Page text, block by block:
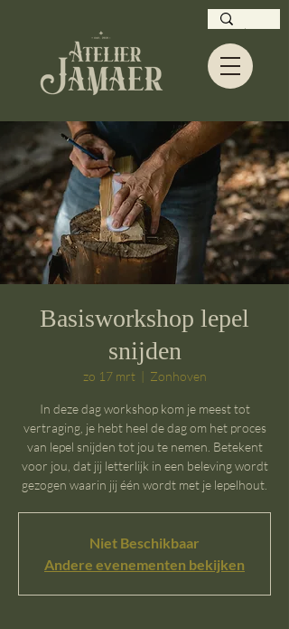
Basisworkshop lepel
snijden
zo 17 mrt
  |
Zonhoven
In deze dag workshop kom je meest tot
vertraging, je hebt heel de dag om het proces
van lepel snijden tot jou te nemen. Betekent
voor jou, dat jij letterlijk in een beleving wordt
gezogen waarin jij één wordt met je lepelhout.
Niet Beschikbaar
Andere evenementen bekijken